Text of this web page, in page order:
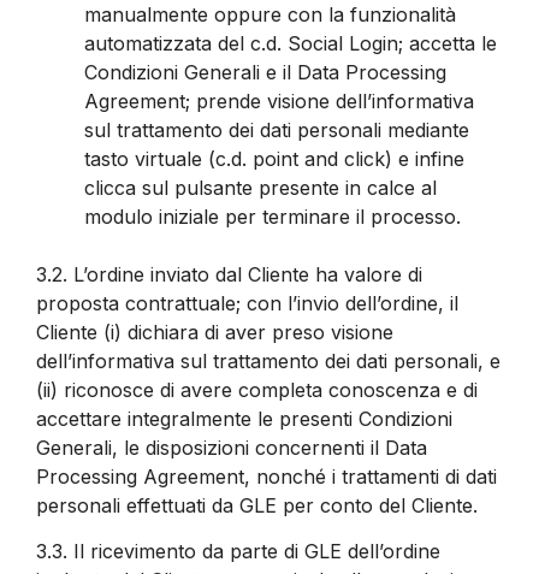
manualmente oppure con la funzionalità
automatizzata del c.d. Social Login; accetta le
Condizioni Generali e il Data Processing
Agreement; prende visione dell’informativa
sul trattamento dei dati personali mediante
tasto virtuale (c.d. point and click) e infine
clicca sul pulsante presente in calce al
modulo iniziale per terminare il processo.
3.2. L’ordine inviato dal Cliente ha valore di
proposta contrattuale; con l’invio dell’ordine, il
Cliente (i) dichiara di aver preso visione
dell’informativa sul trattamento dei dati personali, e
(ii) riconosce di avere completa conoscenza e di
accettare integralmente le presenti Condizioni
Generali, le disposizioni concernenti il Data
Processing Agreement, nonché i trattamenti di dati
personali effettuati da GLE per conto del Cliente.
3.3. Il ricevimento da parte di GLE dell’ordine